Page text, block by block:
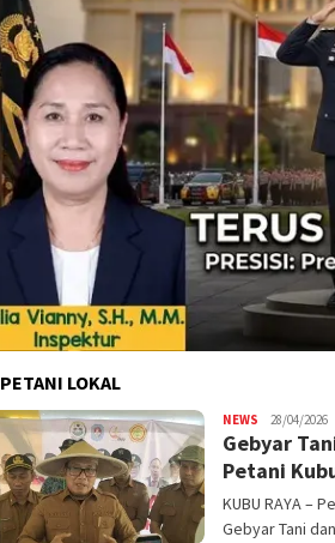
PETANI LOKAL
NEWS Yakop
28/04/2026
Gebyar
Petani
KUBU RAYA –
Gebyar Tani